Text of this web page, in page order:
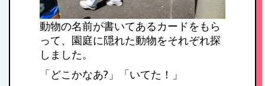
動物の名前が書いてあるカードをもら
って、園庭に隠れた動物をそれぞれ探
しました。
「どこかなあ?」「いてた！」